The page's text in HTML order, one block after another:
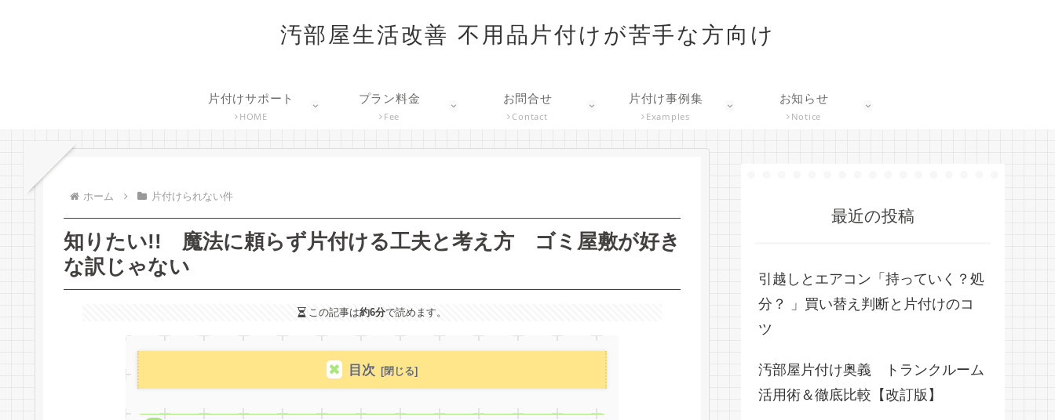
汚部屋生活改善 不用品片付けが苦手な方向け
片付けサポート
HOME
プラン料金
Fee
お問合せ
Contact
片付け事例集
Examples
お知らせ
Notice
ホーム 片付けられない件
知りたい!! 魔法に頼らず片付ける工夫と考え方 ゴミ屋敷が好き
な訳じゃない
この記事は約6分で読めます。
目次
最近の投稿
引越しとエアコン「持っていく？処
分？ 」買い替え判断と片付けのコ
ツ
汚部屋片付け奥義 トランクルーム
活用術＆徹底比較【改訂版】